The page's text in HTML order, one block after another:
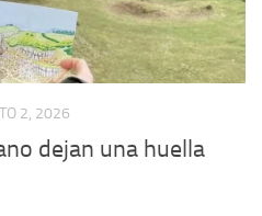
2, 2026
dejan una huella